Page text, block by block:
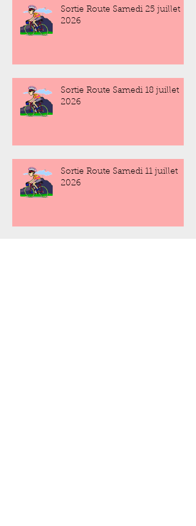
Sortie Route Samedi 25 juillet
2026
Sortie Route Samedi 18 juillet
2026
Sortie Route Samedi 11 juillet
2026